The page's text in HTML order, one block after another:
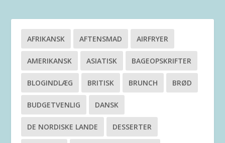
AFRIKANSK AFTENSMAD AIRFRYER
AMERIKANSK ASIATISK BAGEOPSKRIFTER
BLOGINDLÆG BRITISK BRUNCH BRØD
BUDGETVENLIG DANSK
DE NORDISKE LANDE DESSERTER